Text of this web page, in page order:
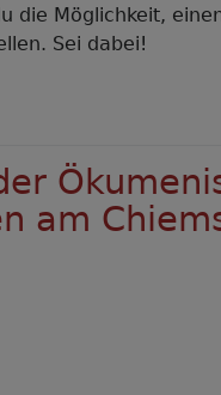
die Möglichkeit,
Sei dabei!
am